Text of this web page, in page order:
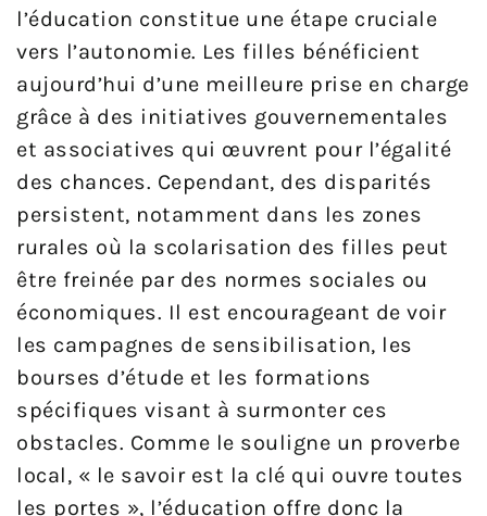
l’éducation constitue une étape cruciale
vers l’autonomie. Les filles bénéficient
aujourd’hui d’une meilleure prise en charge
grâce à des initiatives gouvernementales
et associatives qui œuvrent pour l’égalité
des chances. Cependant, des disparités
persistent, notamment dans les zones
rurales où la scolarisation des filles peut
être freinée par des normes sociales ou
économiques. Il est encourageant de voir
les campagnes de sensibilisation, les
bourses d’étude et les formations
spécifiques visant à surmonter ces
obstacles. Comme le souligne un proverbe
local, « le savoir est la clé qui ouvre toutes
les portes », l’éducation offre donc la